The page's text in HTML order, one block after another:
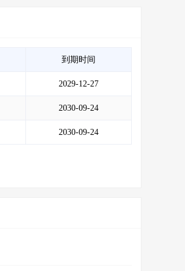
到期时间
2029-12-27
2030-09-24
2030-09-24